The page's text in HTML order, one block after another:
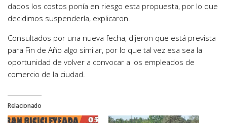
dados los costos ponía en riesgo esta propuesta, por lo que
decidimos suspenderla, explicaron.
Consultados por una nueva fecha, dijeron que está prevista
para Fin de Año algo similar, por lo que tal vez esa sea la
oportunidad de volver a convocar a los empleados de
comercio de la ciudad.
Relacionado